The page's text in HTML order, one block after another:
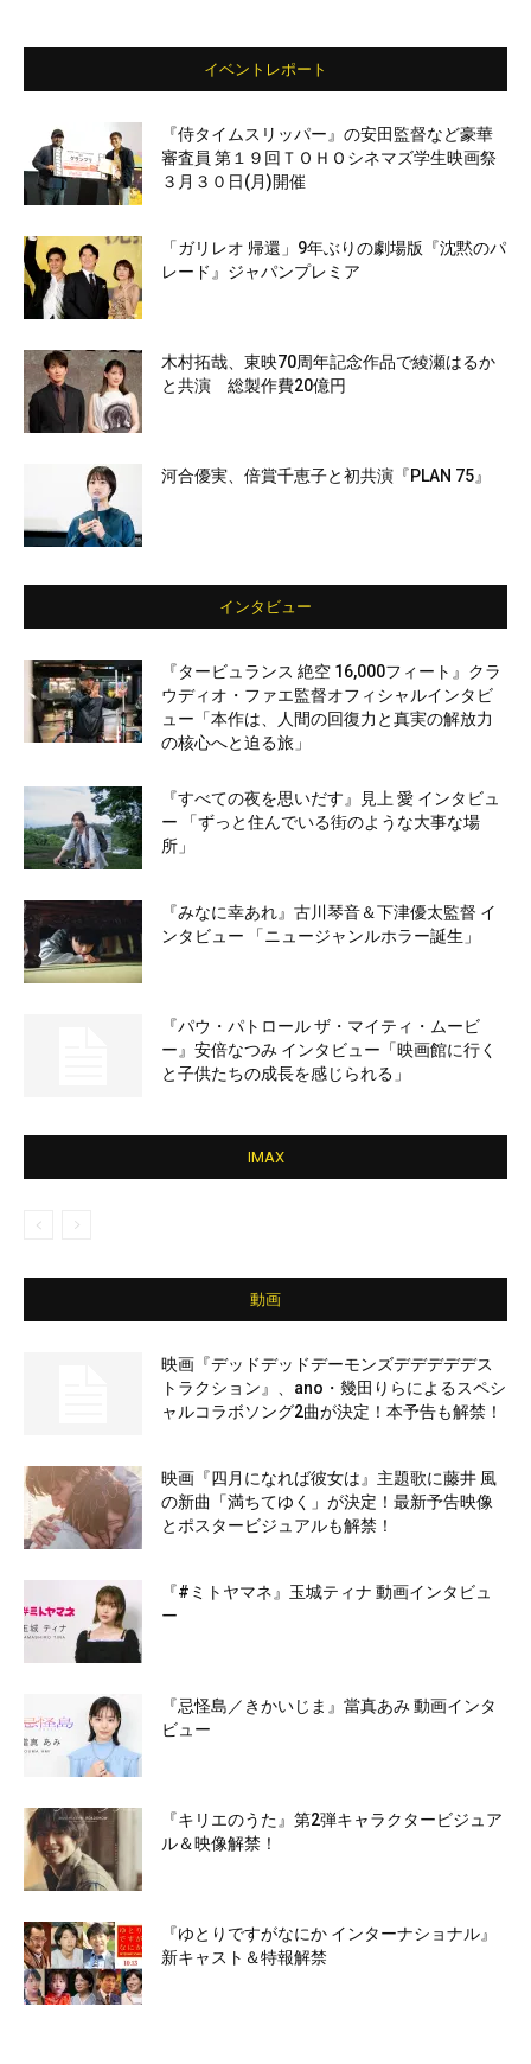
イベントレポート
『侍タイムスリッパー』の安田監督など豪華
審査員 第１９回ＴＯＨＯシネマズ学生映画祭
３月３０日(月)開催
「ガリレオ 帰還」9年ぶりの劇場版『沈黙のパ
レード』ジャパンプレミア
木村拓哉、東映70周年記念作品で綾瀬はるか
と共演 総製作費20億円
河合優実、倍賞千恵子と初共演『PLAN 75』
インタビュー
『タービュランス 絶空 16,000フィート』クラ
ウディオ・ファエ監督オフィシャルインタビ
ュー「本作は、人間の回復力と真実の解放力
の核心へと迫る旅」
『すべての夜を思いだす』見上 愛 インタビュ
ー 「ずっと住んでいる街のような大事な場
所」
『みなに幸あれ』古川琴音＆下津優太監督 イ
ンタビュー 「ニュージャンルホラー誕生」
『パウ・パトロール ザ・マイティ・ムービ
ー』安倍なつみ インタビュー「映画館に行く
と子供たちの成長を感じられる」
IMAX
動画
映画『デッドデッドデーモンズデデデデデス
トラクション』、ano・幾田りらによるスペシ
ャルコラボソング2曲が決定！本予告も解禁！
映画『四月になれば彼女は』主題歌に藤井 風
の新曲「満ちてゆく」が決定！最新予告映像
とポスタービジュアルも解禁！
『#ミトヤマネ』玉城ティナ 動画インタビュ
ー
『忌怪島／きかいじま』當真あみ 動画インタ
ビュー
『キリエのうた』第2弾キャラクタービジュア
ル＆映像解禁！
『ゆとりですがなにか インターナショナル』
新キャスト＆特報解禁